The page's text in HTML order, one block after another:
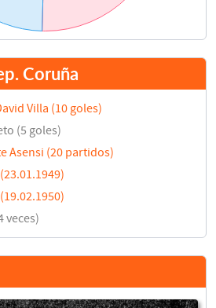
Coruña
Villa (10 goles)
(5 goles)
Asensi (20 partidos)
veces)